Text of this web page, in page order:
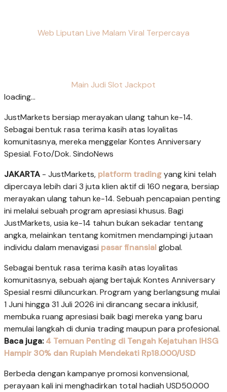
Web Liputan Live Malam Viral Terpercaya
Main Judi Slot Jackpot
loading...
JustMarkets bersiap merayakan ulang tahun ke-14.
Sebagai bentuk rasa terima kasih atas loyalitas
komunitasnya, mereka menggelar Kontes Anniversary
Spesial. Foto/Dok. SindoNews
JAKARTA - JustMarkets, platform tradingyang kini telah
dipercaya lebih dari 3 juta klien aktif di 160 negara, bersiap
merayakan ulang tahun ke-14. Sebuah pencapaian penting
ini melalui sebuah program apresiasi khusus. Bagi
JustMarkets, usia ke-14 tahun bukan sekadar tentang
angka, melainkan tentang komitmen mendampingi jutaan
individu dalam menavigasi pasar finansialglobal.
Sebagai bentuk rasa terima kasih atas loyalitas
komunitasnya, sebuah ajang bertajuk Kontes Anniversary
Spesial resmi diluncurkan. Program yang berlangsung mulai
1 Juni hingga 31 Juli 2026 ini dirancang secara inklusif,
membuka ruang apresiasi baik bagi mereka yang baru
memulai langkah di dunia trading maupun para profesional.
Baca juga: 4 Temuan Penting di Tengah Kejatuhan IHSG
Hampir 30% dan Rupiah Mendekati Rp18.000/USD
Berbeda dengan kampanye promosi konvensional,
perayaan kali ini menghadirkan total hadiah USD50.000